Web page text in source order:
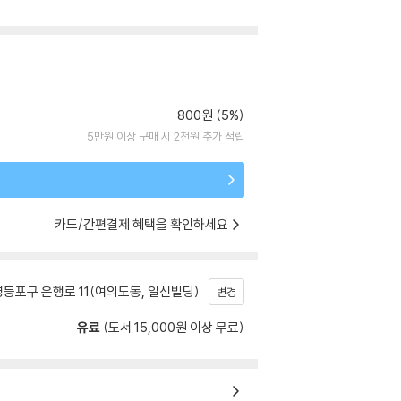
800원 (5%)
5만원 이상 구매 시 2천원 추가 적립
카드/간편결제 혜택을 확인하세요
포구 은행로 11(여의도동, 일신빌딩) 변경
유료 (도서 15,000원 이상 무료)